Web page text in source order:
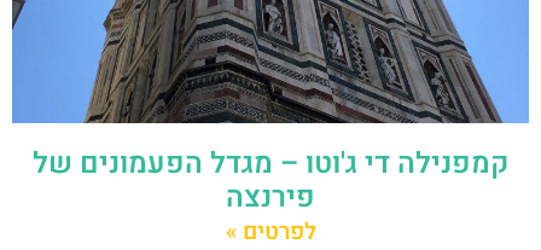
קמפנילה די ג'וטו – מגדל הפעמונים של
פירנצה
לפרטים »